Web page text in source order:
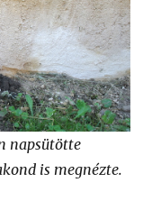
napsütötte
is megnézte.